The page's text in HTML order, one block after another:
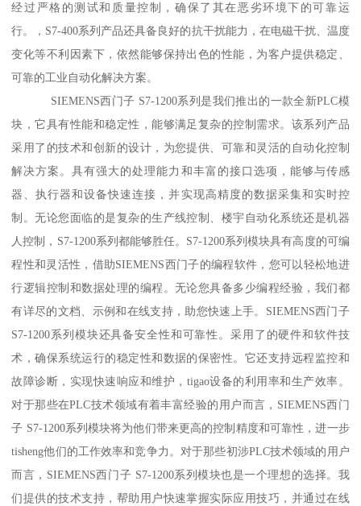
经过严格的测试和质量控制，确保了其在恶劣环境下的可靠运
行。，S7-400系列产品还具备良好的抗干扰能力，在电磁干扰、温度
变化等不利因素下，依然能够保持出色的性能，为客户提供稳定、
可靠的工业自动化解决方案。
SIEMENS西门子 S7-1200系列是我们推出的一款全新PLC模
块，它具有性能和稳定性，能够满足复杂的控制需求。该系列产品
采用了的技术和创新的设计，为您提供、可靠和灵活的自动化控制
解决方案。具有强大的处理能力和丰富的接口选项，能够与传感
器、执行器和设备快速连接，并实现高精度的数据采集和实时控
制。无论您面临的是复杂的生产线控制、楼宇自动化系统还是机器
人控制，S7-1200系列都能够胜任。S7-1200系列模块具有高度的可编
程性和灵活性，借助SIEMENS西门子的编程软件，您可以轻松地进
行逻辑控制和数据处理的编程。无论您具备多少编程经验，我们都
有详尽的文档、示例和在线支持，助您快速上手。SIEMENS西门子
S7-1200系列模块还具备安全性和可靠性。采用了的硬件和软件技
术，确保系统运行的稳定性和数据的保密性。它还支持远程监控和
故障诊断，实现快速响应和维护，tigao设备的利用率和生产效率。
对于那些在PLC技术领域有着丰富经验的用户而言，SIEMENS西门
子 S7-1200系列模块将为他们带来更高的控制精度和可靠性，进一步
tisheng他们的工作效率和竞争力。对于那些初涉PLC技术领域的用户
而言，SIEMENS西门子 S7-1200系列模块也是一个理想的选择。我
们提供的技术支持，帮助用户快速掌握实际应用技巧，并通过在线